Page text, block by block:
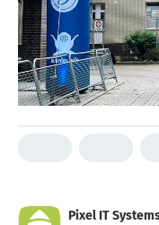
Pixel IT